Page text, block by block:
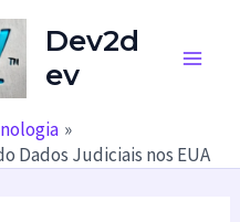
Dev2d
ev
Dados Judiciais nos EUA